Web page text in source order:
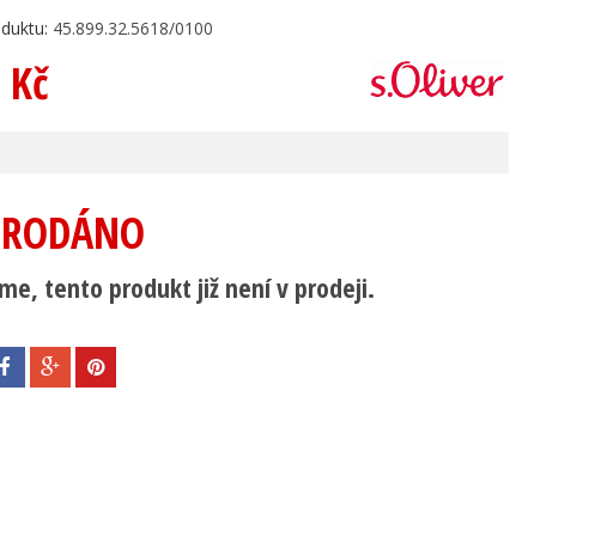
45.899.32.5618/0100
tento produkt již není v prodeji.